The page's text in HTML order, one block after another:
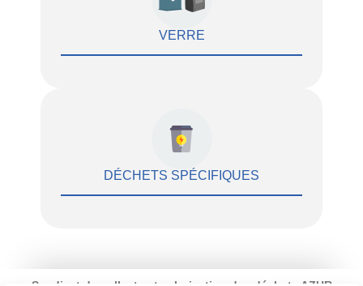
VERRE
DÉCHETS SPÉCIFIQUES